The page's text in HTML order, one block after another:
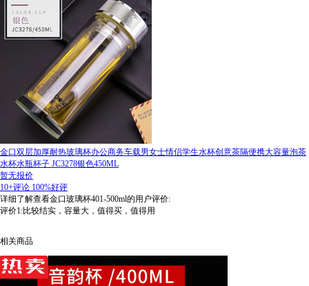
金口双层加厚耐热玻璃杯办公商务车载男女士情侣学生水杯创意茶隔便携大容量泡茶
水杯水瓶杯子 JC3278银色450ML
暂无报价
10+评论 100%好评
详细了解查看金口玻璃杯401-500ml的用户评价:
评价1:比较结实，容量大，值得买，值得用
相关商品